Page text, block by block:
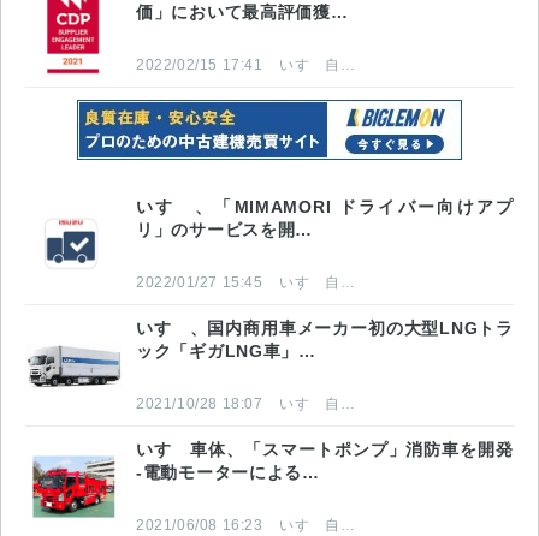
価」において最高評価獲…
2022/02/15 17:41 いすゞ自動車株式会社
いすゞ、「MIMAMORI ドライバー向けアプ
リ」のサービスを開…
2022/01/27 15:45 いすゞ自動車株式会社
いすゞ、国内商用車メーカー初の大型LNGトラ
ック「ギガLNG車」…
2021/10/28 18:07 いすゞ自動車株式会社
いすゞ車体、「スマートポンプ」消防車を開発
-電動モーターによる…
2021/06/08 16:23 いすゞ自動車株式会社